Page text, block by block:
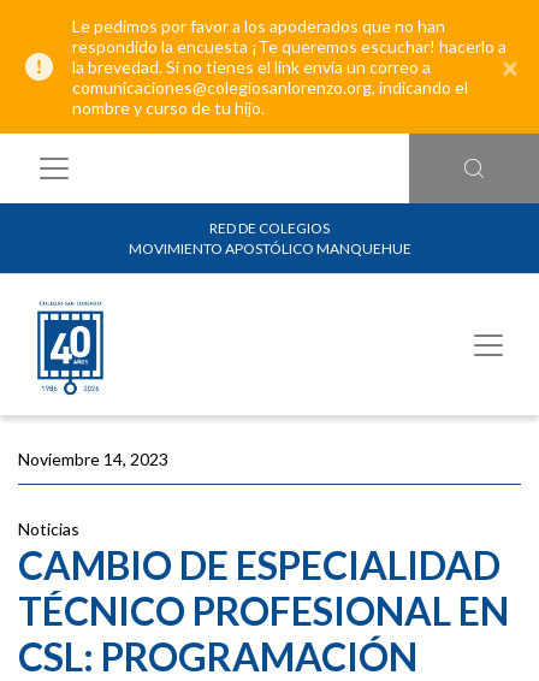
Le pedimos por favor a los apoderados que no han
respondido la encuesta ¡Te queremos escuchar! hacerlo a
la brevedad. Si no tienes el link envía un correo a
comunicaciones@colegiosanlorenzo.org, indicando el
nombre y curso de tu hijo.
×
RED DE COLEGIOS
MOVIMIENTO APOSTÓLICO MANQUEHUE
Noviembre 14, 2023
Noticias
CAMBIO DE ESPECIALIDAD
TÉCNICO PROFESIONAL EN
CSL: PROGRAMACIÓN